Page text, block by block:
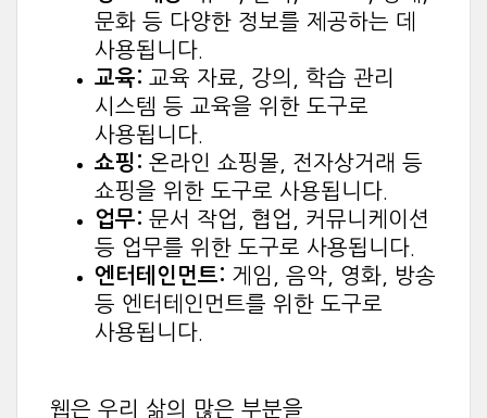
문화 등 다양한 정보를 제공하는 데
사용됩니다.
교육: 교육 자료, 강의, 학습 관리
시스템 등 교육을 위한 도구로
사용됩니다.
쇼핑: 온라인 쇼핑몰, 전자상거래 등
쇼핑을 위한 도구로 사용됩니다.
업무: 문서 작업, 협업, 커뮤니케이션
등 업무를 위한 도구로 사용됩니다.
엔터테인먼트: 게임, 음악, 영화, 방송
등 엔터테인먼트를 위한 도구로
사용됩니다.
웹은 우리 삶의 많은 부분을